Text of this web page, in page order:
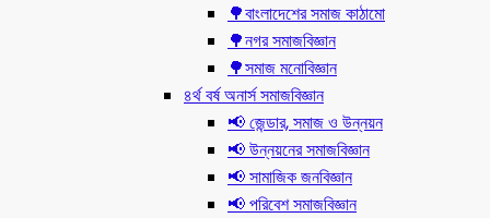
🌳বাংলাদেশের সমাজ কাঠামো
🌳নগর সমাজবিজ্ঞান
🌳সমাজ মনোবিজ্ঞান
৪র্থ বর্ষ অনার্স সমাজবিজ্ঞান
📢 জেন্ডার, সমাজ ও উন্নয়ন
📢 উন্নয়নের সমাজবিজ্ঞান
📢 সামাজিক জনবিজ্ঞান
📢 পরিবেশ সমাজবিজ্ঞান